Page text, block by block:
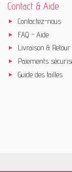
Contact & Aide
Contactez-nous
FAQ - Aide
Livraison & Retour
Paiements
Guide des tailles